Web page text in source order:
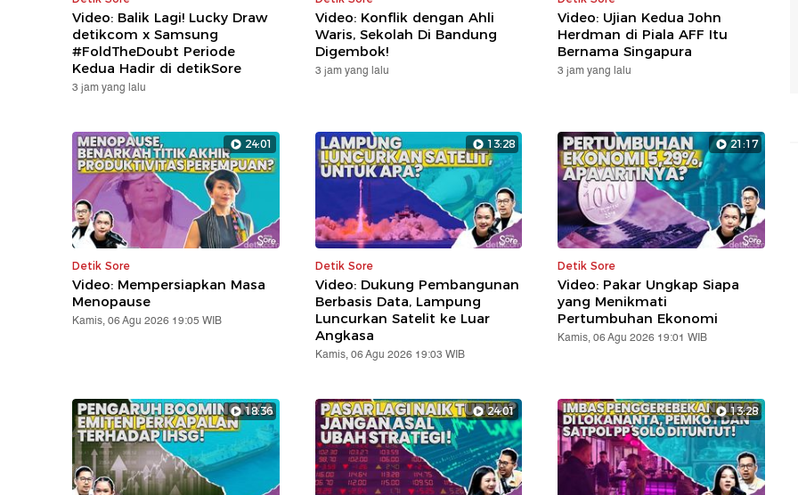
Video: Balik Lagi! Lucky Draw
detikcom x Samsung
#FoldTheDoubt Periode
Kedua Hadir di detikSore
3 jam yang lalu
Video: Konflik dengan Ahli
Waris, Sekolah Di Bandung
Digembok!
3 jam yang lalu
Video: Ujian Kedua John
Herdman di Piala AFF Itu
Bernama Singapura
3 jam yang lalu
24:01
Detik Sore
Video: Mempersiapkan Masa
Menopause
Kamis, 06 Agu 2026 19:05 WIB
13:28
Detik Sore
Video: Dukung Pembangunan
Berbasis Data, Lampung
Luncurkan Satelit ke Luar
Angkasa
Kamis, 06 Agu 2026 19:03 WIB
21:17
Detik Sore
Video: Pakar Ungkap Siapa
yang Menikmati
Pertumbuhan Ekonomi
Kamis, 06 Agu 2026 19:01 WIB
18:36 24:01 13:28